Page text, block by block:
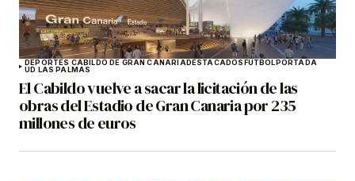
DEPORTES CABILDO DE GRAN CANARIADESTACADOS FÚTBOL PORTADA
UD LAS PALMAS
El Cabildo vuelve a sacar la licitación de las
obras del Estadio de Gran Canaria por 235
millones de euros